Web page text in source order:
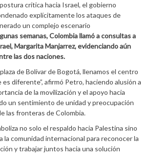
crítica hacia Israel, el gobierno
explícitamente los ataques de
un complejo escenario
semanas, Colombia llamó a consultas a
Margarita Manjarrez, evidenciando aún
las dos naciones.
de Bolívar de Bogotá, llenamos el centro
diferente”, afirmó Petro, haciendo alusión a
de la movilización y el apoyo hacia
un sentimiento de unidad y preocupación
las fronteras de Colombia.
no solo el respaldo hacia Palestina sino
la comunidad internacional para reconocer la
y trabajar juntos hacia una solución